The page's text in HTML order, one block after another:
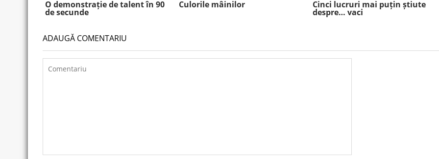
O demonstrație de talent în 90
de secunde
Culorile mâinilor Cinci lucruri mai puțin știute
despre… vaci
ADAUGĂ COMENTARIU